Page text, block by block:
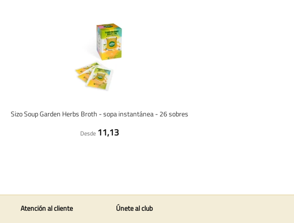
Sizo Soup Garden Herbs Broth - sopa instantánea - 26 sobres
Desde 11,13
Atención al cliente Únete al club